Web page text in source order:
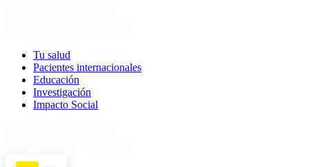
Tu salud
Pacientes internacionales
Educación
Investigación
Impacto Social